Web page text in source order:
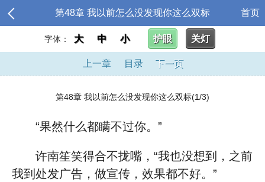
第48章 我以前怎么没发现你这么双标 首页
字体： 大 中 小 护眼 关灯
上一章 目录 下一页
第48章 我以前怎么没发现你这么双标(1/3)
“果然什么都瞒不过你。”
许南笙笑得合不拢嘴，“我也没想到，之前
我到处发广告，做宣传，效果都不好。”